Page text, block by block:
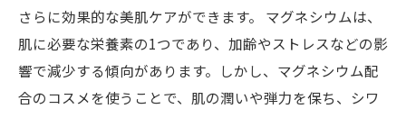
さらに効果的な美肌ケアができます。 マグネシウムは、
肌に必要な栄養素の1つであり、加齢やストレスなどの影
響で減少する傾向があります。しかし、マグネシウム配
合のコスメを使うことで、肌の潤いや弾力を保ち、シワ